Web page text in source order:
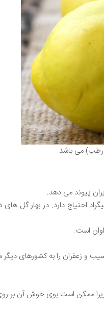
درخت به، در آسیا و مدیترانه می روید. درخت به، برای رویش به دمای
است.
و زعفران را به کشورهای دیگر
زیرا ممکن است بوی خوش آن بر